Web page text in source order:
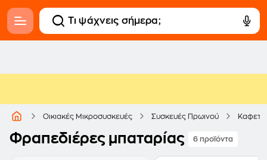
Οικιακές Μικροσυσκευές Συσκευές Πρωινού
Φραπεδιέρες μπαταρίας 6 προϊόντα